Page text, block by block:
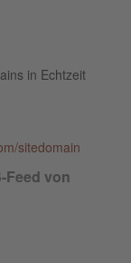
in Echtzeit
sitedomain
Feed von